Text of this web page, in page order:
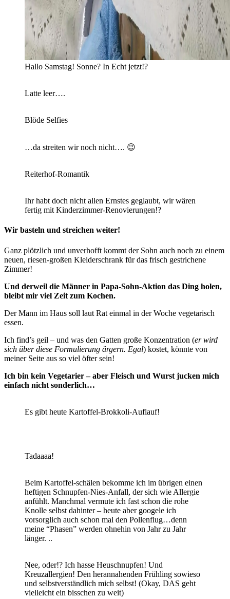
Hallo Samstag! Sonne? In Echt jetzt!?
Latte leer….
Blöde Selfies
…da streiten wir noch nicht…. 😉
Reiterhof-Romantik
Ihr habt doch nicht allen Ernstes geglaubt, wir wären
fertig mit Kinderzimmer-Renovierungen!?
Wir basteln und streichen weiter!
Ganz plötzlich und unverhofft kommt der Sohn auch noch zu einem
neuen, riesen-großen Kleiderschrank für das frisch gestrichene
Zimmer!
Und derweil die Männer in Papa-Sohn-Aktion das Ding holen,
bleibt mir viel Zeit zum Kochen.
Der Mann im Haus soll laut Rat einmal in der Woche vegetarisch
essen.
Ich find’s geil – und was den Gatten große Konzentration (er wird
sich über diese Formulierung ärgern. Egal) kostet, könnte von
meiner Seite aus so viel öfter sein!
Ich bin kein Vegetarier – aber Fleisch und Wurst jucken mich
einfach nicht sonderlich…
Es gibt heute Kartoffel-Brokkoli-Auflauf!
Tadaaaa!
Beim Kartoffel-schälen bekomme ich im übrigen einen
heftigen Schnupfen-Nies-Anfall, der sich wie Allergie
anfühlt. Manchmal vermute ich fast schon die rohe
Knolle selbst dahinter – heute aber googele ich
vorsorglich auch schon mal den Pollenflug…denn
meine “Phasen” werden ohnehin von Jahr zu Jahr
länger. ..
Nee, oder!? Ich hasse Heuschnupfen! Und
Kreuzallergien! Den herannahenden Frühling sowieso
und selbstverständlich mich selbst! (Okay, DAS geht
vielleicht ein bisschen zu weit)